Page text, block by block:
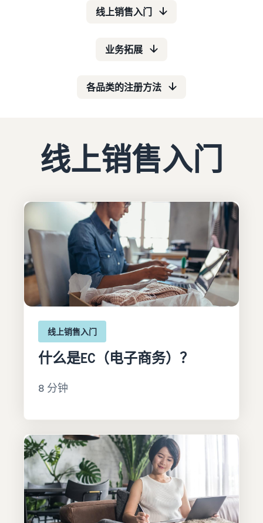
供的实
用信息
（博客
线上销售入门
业务拓展
各品类的注册方法
线上销售入门
线上销售入门
什么是EC（电子商务）？
8 分钟